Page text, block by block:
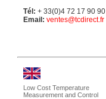
Tél: + 33(0)4 72 17 90 90
Email: ventes@tcdirect.fr
Low Cost Temperature
Measurement and Control